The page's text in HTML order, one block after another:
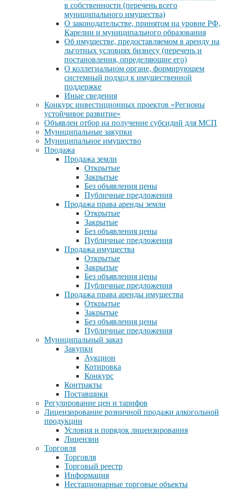
в собственности (перечень всего
муниципального имущества)
О законодательстве, принятом на уровне РФ,
Карелии и муниципального образования
Об имуществе, предоставляемом в аренду на
льготных условиях бизнесу (перечень и
постановления, определяющие его)
О коллегиальном органе, формирующем
системный подход к имущественной
поддержке
Иные сведения
Конкурс инвестиционных проектов «Регионы
устойчивое развитие»
Объявлен отбор на получение субсидий для МСП
Муниципальные закупки
Муниципальное имущество
Продажа
Продажа земли
Открытые
Закрытые
Без объявления цены
Публичные предложения
Продажа права аренды земли
Открытые
Закрытые
Без объявления цены
Публичные предложения
Продажа имущества
Открытые
Закрытые
Без объявления цены
Публичные предложения
Продажа права аренды имущества
Открытые
Закрытые
Без объявления цены
Публичные предложения
Муниципальный заказ
Закупки
Аукцион
Котировка
Конкурс
Контракты
Поставщики
Регулирование цен и тарифов
Лицензирование розничной продажи алкогольной
продукции
Условия и порядок лицензирования
Лицензии
Торговля
Торговля
Торговый реестр
Информация
Нестационарные торговые объекты